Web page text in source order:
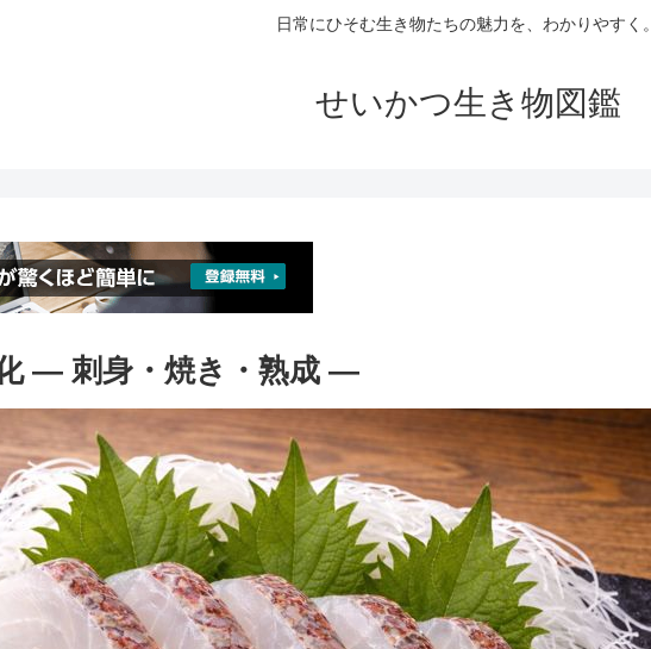
日常にひそむ生き物たちの魅力を、わかりやすく。
せいかつ生き物図鑑
― 刺身・焼き・熟成 ―